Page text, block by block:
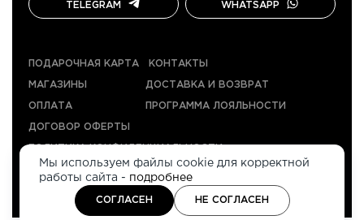
TELEGRAM WHATSAPP
ПОДАРОЧНАЯ КАРТА КОНТАКТЫ
МАГАЗИНЫ ДОСТАВКА И ВОЗВРАТ
ОПЛАТА ПРОГРАММА ЛОЯЛЬНОСТИ
ДОГОВОР ОФЕРТЫ
2026 НАВЕРХ
Мы используем файлы cookie для корректной
работы сайта - подробнее
СОГЛАСЕН НЕ СОГЛАСЕН